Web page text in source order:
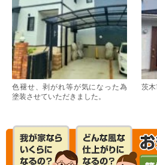
色褪せ、剥がれ等が気になった為
塗装させていただきました。
茨